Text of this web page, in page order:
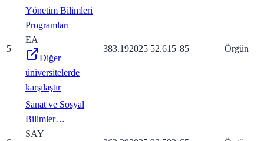
5
Yönetim Bilimleri
Programları
EA
Diğer
üniversitelerde
karşılaştır
383.192025 52.615 85 Örgün
Sanat ve Sosyal
Bilimler
Programları
SAY